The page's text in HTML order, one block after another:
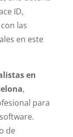
ID,
las
en este
en
,
para
de